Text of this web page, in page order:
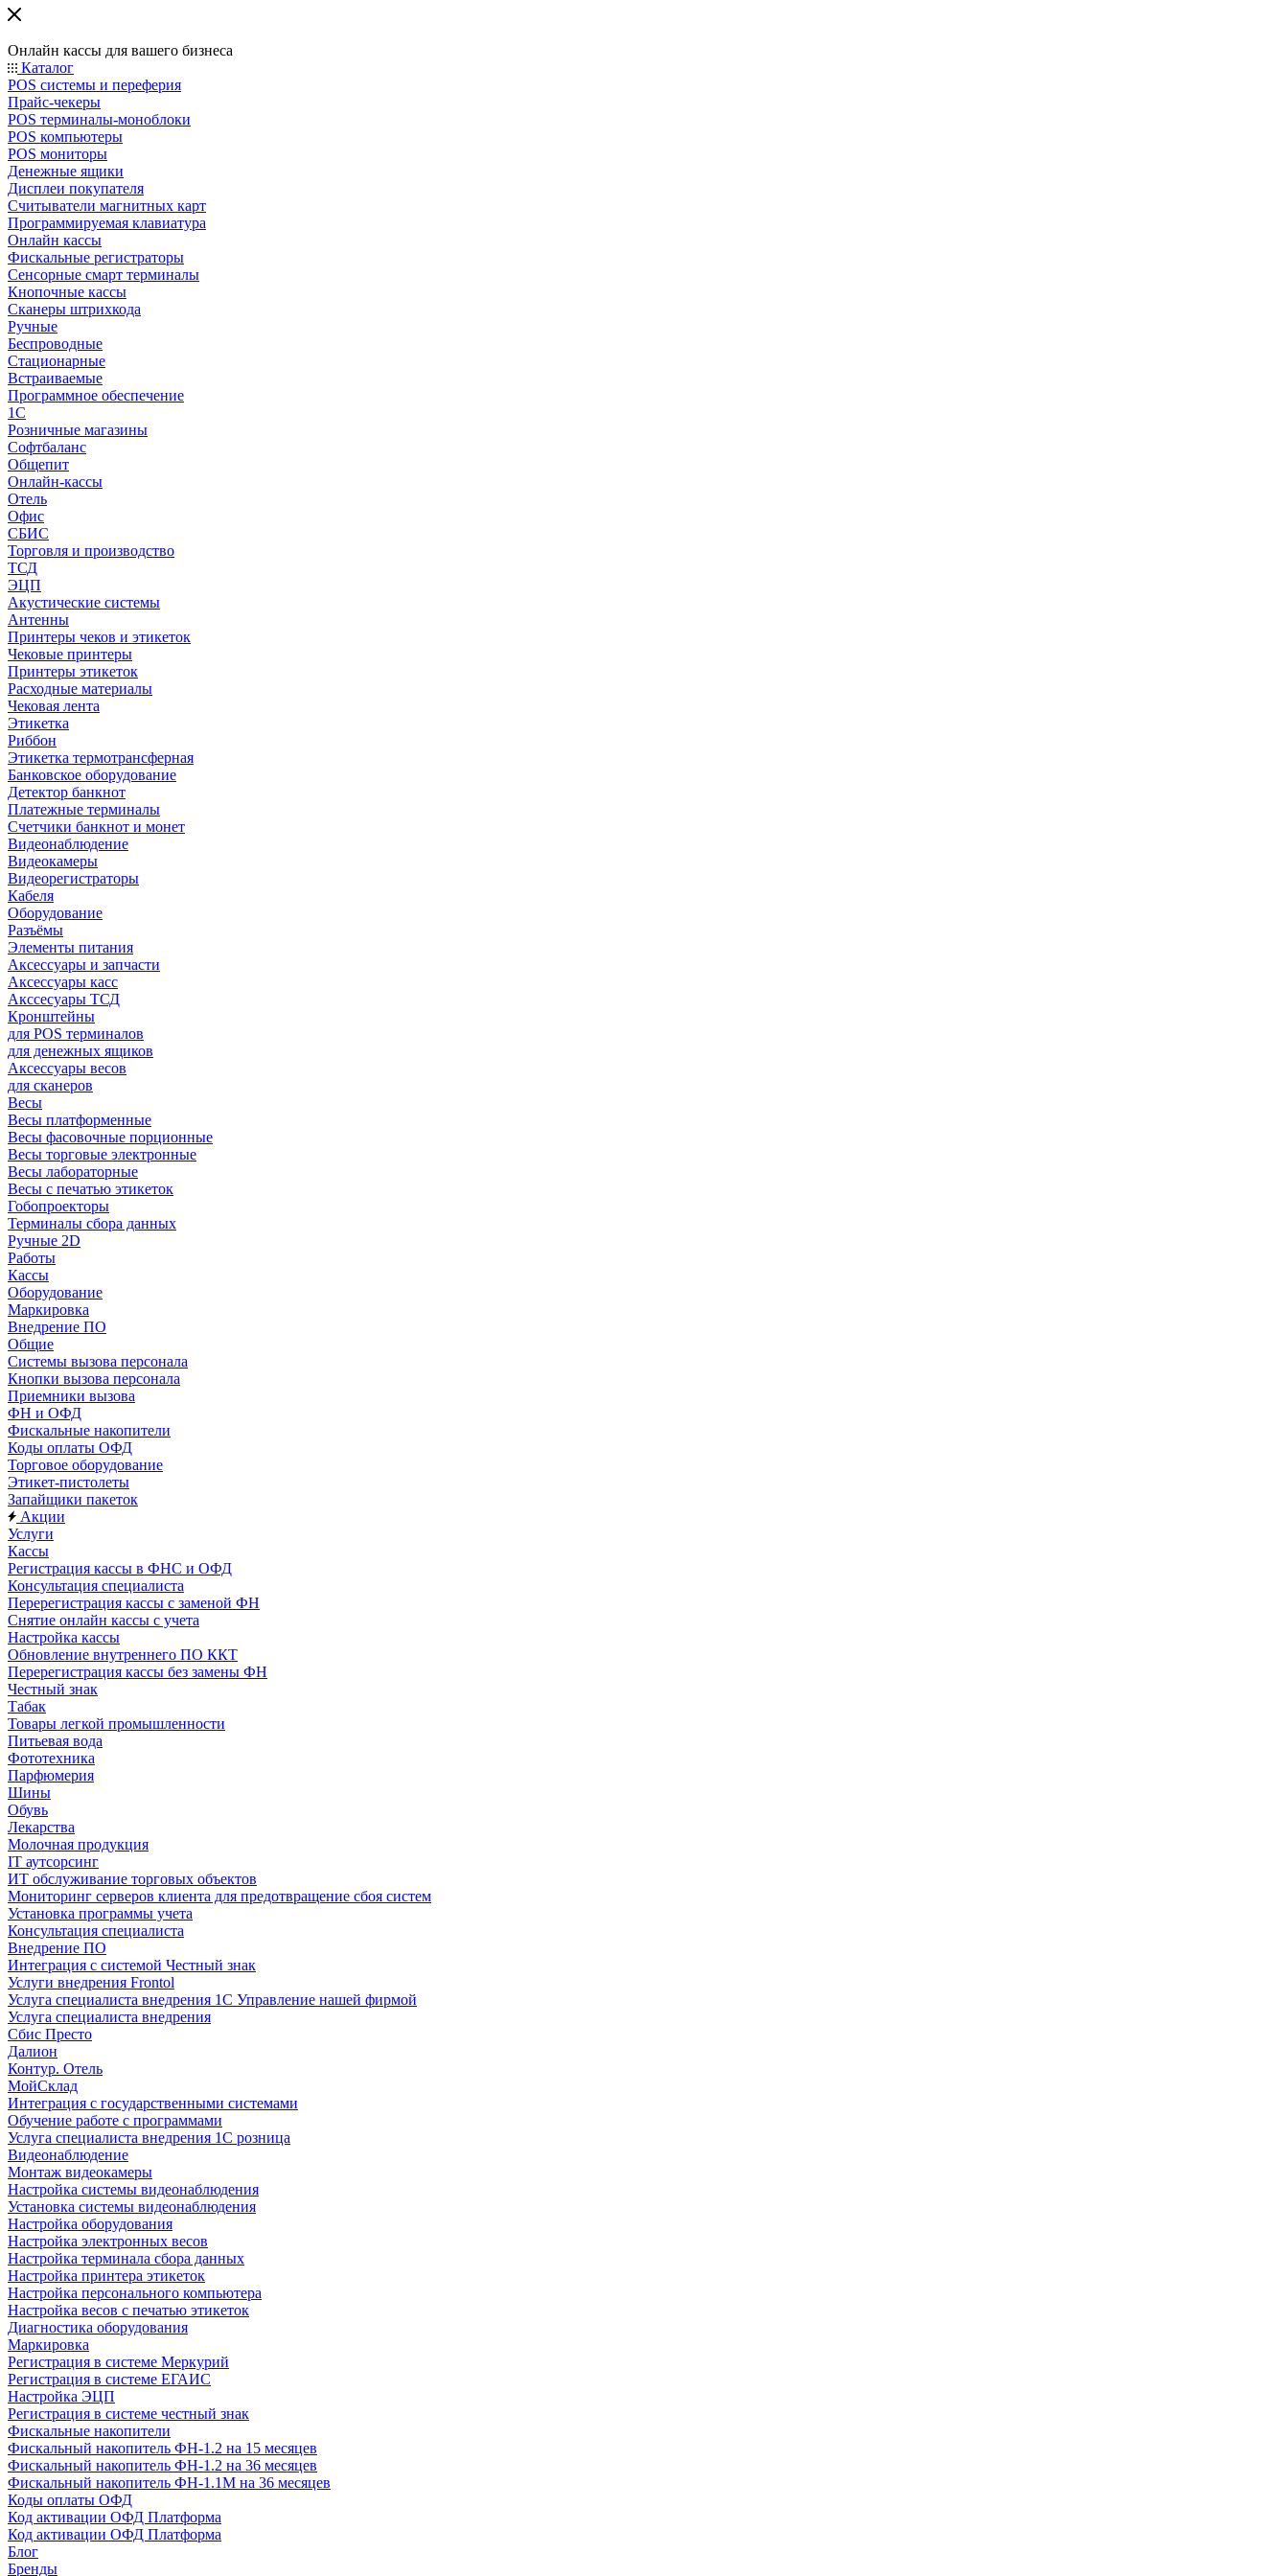
Онлайн кассы для вашего бизнеса
Каталог
POS системы и переферия
Прайс-чекеры
POS терминалы-моноблоки
POS компьютеры
POS мониторы
Денежные ящики
Дисплеи покупателя
Считыватели магнитных карт
Программируемая клавиатура
Онлайн кассы
Фискальные регистраторы
Сенсорные смарт терминалы
Кнопочные кассы
Сканеры штрихкода
Ручные
Беспроводные
Стационарные
Встраиваемые
Программное обеспечение
1С
Розничные магазины
Софтбаланс
Общепит
Онлайн-кассы
Отель
Офис
СБИС
Торговля и производство
ТСД
ЭЦП
Акустические системы
Антенны
Принтеры чеков и этикеток
Чековые принтеры
Принтеры этикеток
Расходные материалы
Чековая лента
Этикетка
Риббон
Этикетка термотрансферная
Банковское оборудование
Детектор банкнот
Платежные терминалы
Счетчики банкнот и монет
Видеонаблюдение
Видеокамеры
Видеорегистраторы
Кабеля
Оборудование
Разъёмы
Элементы питания
Аксессуары и запчасти
Аксессуары касс
Акссесуары ТСД
Кронштейны
для POS терминалов
для денежных ящиков
Аксессуары весов
для сканеров
Весы
Весы платформенные
Весы фасовочные порционные
Весы торговые электронные
Весы лабораторные
Весы с печатью этикеток
Гобопроекторы
Терминалы сбора данных
Ручные 2D
Работы
Кассы
Оборудование
Маркировка
Внедрение ПО
Общие
Системы вызова персонала
Кнопки вызова персонала
Приемники вызова
ФН и ОФД
Фискальные накопители
Коды оплаты ОФД
Торговое оборудование
Этикет-пистолеты
Запайщики пакеток
Акции
Услуги
Кассы
Регистрация кассы в ФНС и ОФД
Консультация специалиста
Перерегистрация кассы с заменой ФН
Снятие онлайн кассы с учета
Настройка кассы
Обновление внутреннего ПО ККТ
Перерегистрация кассы без замены ФН
Честный знак
Табак
Товары легкой промышленности
Питьевая вода
Фототехника
Парфюмерия
Шины
Обувь
Лекарства
Молочная продукция
IT аутсорсинг
ИТ обслуживание торговых объектов
Мониторинг серверов клиента для предотвращение сбоя систем
Установка программы учета
Консультация специалиста
Внедрение ПО
Интеграция с системой Честный знак
Услуги внедрения Frontol
Услуга специалиста внедрения 1С Управление нашей фирмой
Услуга специалиста внедрения
Сбис Престо
Далион
Контур. Отель
МойСклад
Интеграция с государственными системами
Обучение работе с программами
Услуга специалиста внедрения 1С розница
Видеонаблюдение
Монтаж видеокамеры
Настройка системы видеонаблюдения
Установка системы видеонаблюдения
Настройка оборудования
Настройка электронных весов
Настройка терминала сбора данных
Настройка принтера этикеток
Настройка персонального компьютера
Настройка весов с печатью этикеток
Диагностика оборудования
Маркировка
Регистрация в системе Меркурий
Регистрация в системе ЕГАИС
Настройка ЭЦП
Регистрация в системе честный знак
Фискальные накопители
Фискальный накопитель ФН-1.2 на 15 месяцев
Фискальный накопитель ФН-1.2 на 36 месяцев
Фискальный накопитель ФН-1.1М на 36 месяцев
Коды оплаты ОФД
Код активации ОФД Платформа
Код активации ОФД Платформа
Блог
Бренды